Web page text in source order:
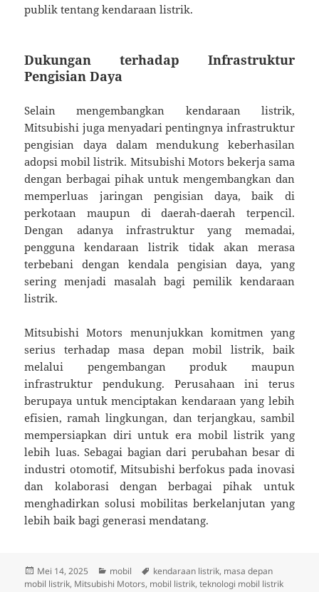
publik tentang kendaraan listrik.
Dukungan terhadap Infrastruktur
Pengisian Daya
Selain mengembangkan kendaraan listrik,
Mitsubishi juga menyadari pentingnya infrastruktur
pengisian daya dalam mendukung keberhasilan
adopsi mobil listrik. Mitsubishi Motors bekerja sama
dengan berbagai pihak untuk mengembangkan dan
memperluas jaringan pengisian daya, baik di
perkotaan maupun di daerah-daerah terpencil.
Dengan adanya infrastruktur yang memadai,
pengguna kendaraan listrik tidak akan merasa
terbebani dengan kendala pengisian daya, yang
sering menjadi masalah bagi pemilik kendaraan
listrik.
Mitsubishi Motors menunjukkan komitmen yang
serius terhadap masa depan mobil listrik, baik
melalui pengembangan produk maupun
infrastruktur pendukung. Perusahaan ini terus
berupaya untuk menciptakan kendaraan yang lebih
efisien, ramah lingkungan, dan terjangkau, sambil
mempersiapkan diri untuk era mobil listrik yang
lebih luas. Sebagai bagian dari perubahan besar di
industri otomotif, Mitsubishi berfokus pada inovasi
dan kolaborasi dengan berbagai pihak untuk
menghadirkan solusi mobilitas berkelanjutan yang
lebih baik bagi generasi mendatang.
Diposkan
pada
Mei 14, 2025 Kategori
mobil Tag
kendaraan listrik, masa depan
mobil listrik, Mitsubishi Motors, mobil listrik,teknologi mobil listrik